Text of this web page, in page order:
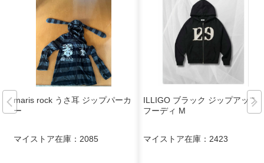
maris rock うさ耳 ジップパーカ
ー
マイストア在庫： 2085
ILLIGO ブラック ジップアップ
フーディ M
マイストア在庫： 2423